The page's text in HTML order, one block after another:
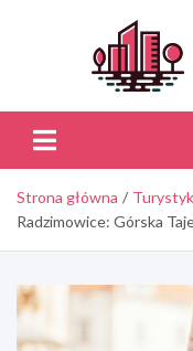
Strona główna
Radzimowice: Górska